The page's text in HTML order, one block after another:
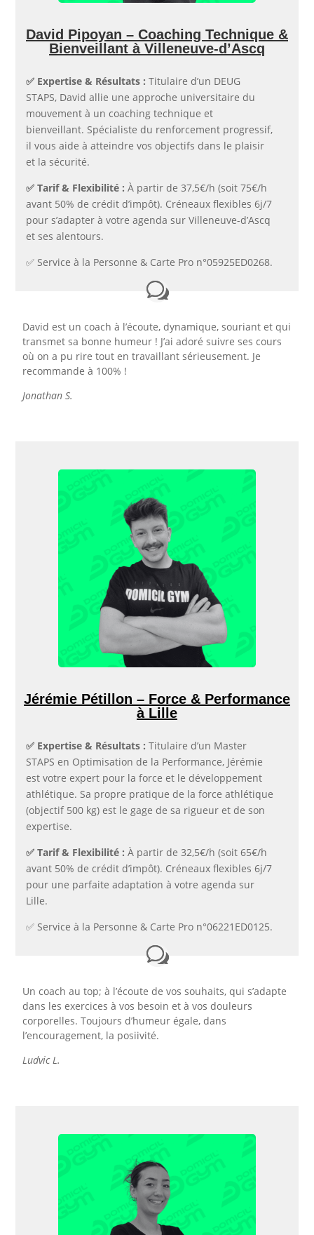
David Pipoyan – Coaching Technique &
Bienveillant à Villeneuve-d’Ascq
✅​ Expertise & Résultats : Titulaire d’un DEUG
STAPS, David allie une approche universitaire du
mouvement à un coaching technique et
bienveillant. Spécialiste du renforcement progressif,
il vous aide à atteindre vos objectifs dans le plaisir
et la sécurité.
✅​ Tarif & Flexibilité : À partir de 37,5€/h (soit 75€/h
avant 50% de crédit d’impôt). Créneaux flexibles 6j/7
pour s’adapter à votre agenda sur Villeneuve-d’Ascq
et ses alentours.
✅​ Service à la Personne & Carte Pro n°05925ED0268.
David est un coach à l’écoute, dynamique, souriant et qui
transmet sa bonne humeur ! J’ai adoré suivre ses cours
où on a pu rire tout en travaillant sérieusement. Je
recommande à 100% !
Jonathan S.
Jérémie Pétillon – Force & Performance
à Lille
✅​ Expertise & Résultats : Titulaire d’un Master
STAPS en Optimisation de la Performance, Jérémie
est votre expert pour la force et le développement
athlétique. Sa propre pratique de la force athlétique
(objectif 500 kg) est le gage de sa rigueur et de son
expertise.
✅​ Tarif & Flexibilité : À partir de 32,5€/h (soit 65€/h
avant 50% de crédit d’impôt). Créneaux flexibles 6j/7
pour une parfaite adaptation à votre agenda sur
Lille.
✅​ Service à la Personne & Carte Pro n°06221ED0125.
Un coach au top; à l’écoute de vos souhaits, qui s’adapte
dans les exercices à vos besoin et à vos douleurs
corporelles. Toujours d’humeur égale, dans
l’encouragement, la posiivité.
Ludvic L.